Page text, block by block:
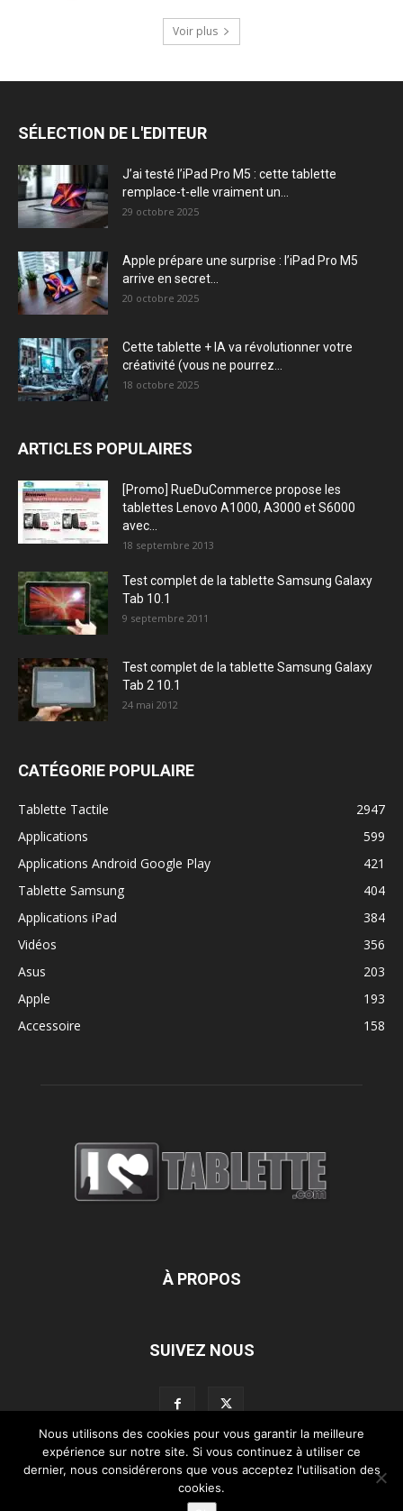
Voir plus
SÉLECTION DE L'EDITEUR
J’ai testé l’iPad Pro M5 : cette tablette
remplace-t-elle vraiment un...
29 octobre 2025
Apple prépare une surprise : l’iPad Pro M5
arrive en secret...
20 octobre 2025
Cette tablette + IA va révolutionner votre
créativité (vous ne pourrez...
18 octobre 2025
ARTICLES POPULAIRES
[Promo] RueDuCommerce propose les
tablettes Lenovo A1000, A3000 et S6000
avec...
18 septembre 2013
Test complet de la tablette Samsung Galaxy
Tab 10.1
9 septembre 2011
Test complet de la tablette Samsung Galaxy
Tab 2 10.1
24 mai 2012
CATÉGORIE POPULAIRE
Tablette Tactile
2947
Applications
599
Applications Android Google Play
421
Tablette Samsung
404
Applications iPad
384
Vidéos
356
Asus
203
Apple
193
Accessoire
158
À PROPOS
SUIVEZ NOUS
L’équipe d’iLoveTablette.com Contactez-nous
Nos partenaires
Mentions légales
Nous utilisons des cookies pour vous garantir la meilleure
expérience sur notre site. Si vous continuez à utiliser ce
dernier, nous considérerons que vous acceptez l'utilisation des
cookies.